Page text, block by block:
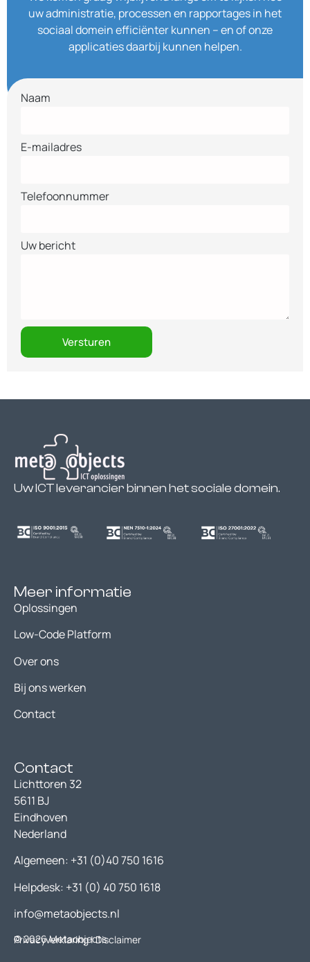
uw administratie, processen en rapportages in het
sociaal domein efficiënter kunnen – en of onze
applicaties daarbij kunnen helpen.
Naam
E-mailadres
Telefoonnummer
Uw bericht
Versturen
Uw ICT leverancier binnen het sociale domein.
Meer informatie
Oplossingen
Low-Code Platform
Over ons
Bij ons werken
Contact
Contact
Lichttoren 32
5611 BJ
Eindhoven
Nederland
Algemeen: +31 (0)40 750 1616
Helpdesk: +31 (0) 40 750 1618
info@metaobjects.nl
© 2026 Metaobjects
Privacyverklaring| Disclaimer